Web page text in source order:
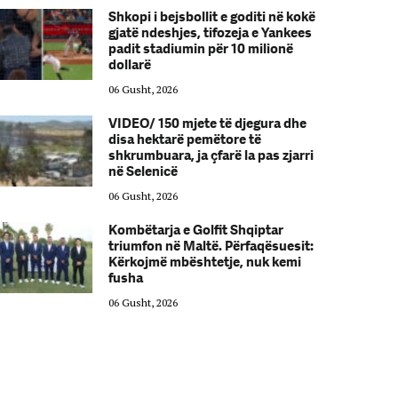
Shkopi i bejsbollit e goditi në kokë
gjatë ndeshjes, tifozeja e Yankees
padit stadiumin për 10 milionë
dollarë
06 Gusht, 2026
VIDEO/ 150 mjete të djegura dhe
disa hektarë pemëtore të
shkrumbuara, ja çfarë la pas zjarri
në Selenicë
06 Gusht, 2026
Kombëtarja e Golfit Shqiptar
triumfon në Maltë. Përfaqësuesit:
Kërkojmë mbështetje, nuk kemi
fusha
06 Gusht, 2026